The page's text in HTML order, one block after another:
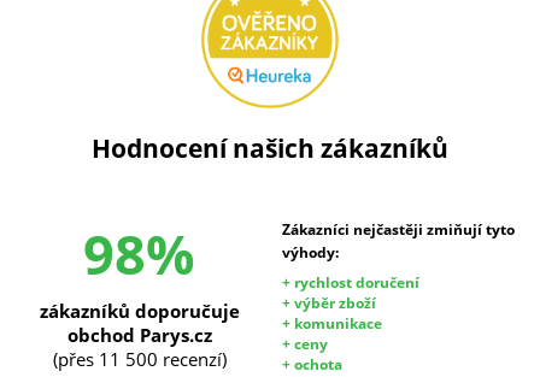
Hodnocení našich zákazníků
98%
Zákazníci nejčastěji zmiňují tyto
výhody:
+ rychlost doručení
+ výběr zboží
+ komunikace
+ ceny
+ ochota
zákazníků doporučuje
obchod Parys.cz
(přes 11 500 recenzí)